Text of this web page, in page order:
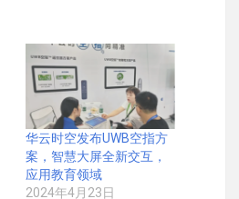
华云时空发布UWB空指方
案，智慧大屏全新交互，
应用教育领域
2024年4月23日